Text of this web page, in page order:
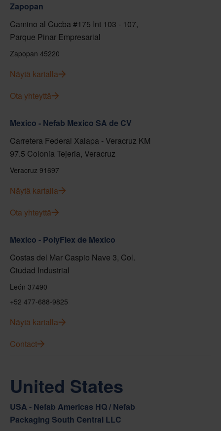
Zapopan
Camino al Cucba #175 Int 103 - 107,
Parque Pinar Empresarial
Zapopan 45220
Näytä kartalla
Ota yhteyttä
Mexico - Nefab Mexico SA de CV
Carretera Federal Xalapa - Veracruz KM
97.5 Colonia Tejeria, Veracruz
Veracruz 91697
Näytä kartalla
Ota yhteyttä
Mexico - PolyFlex de Mexico
Costas del Mar Caspio Nave 3, Col.
Ciudad Industrial
León 37490
+52 477-688-9825
Näytä kartalla
Contact
United States
USA - Nefab Americas HQ / Nefab
Packaging South Central LLC